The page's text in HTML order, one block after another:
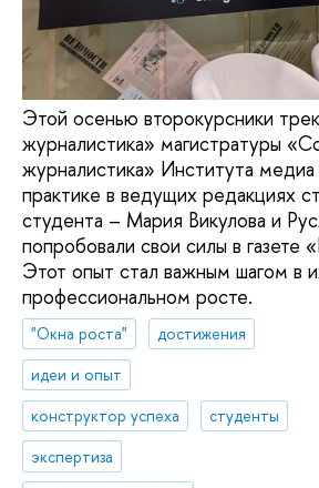
Этой осенью второкурсники
журналистика» магистратуры
журналистика» Института медиа
практике в ведущих редакциях
студента – Мария Викулова и
попробовали свои силы в газете
Этот опыт стал важным шагом в
профессиональном росте.
"Окна роста"
достижения
идеи и опыт
конструктор успеха
студенты
экспертиза